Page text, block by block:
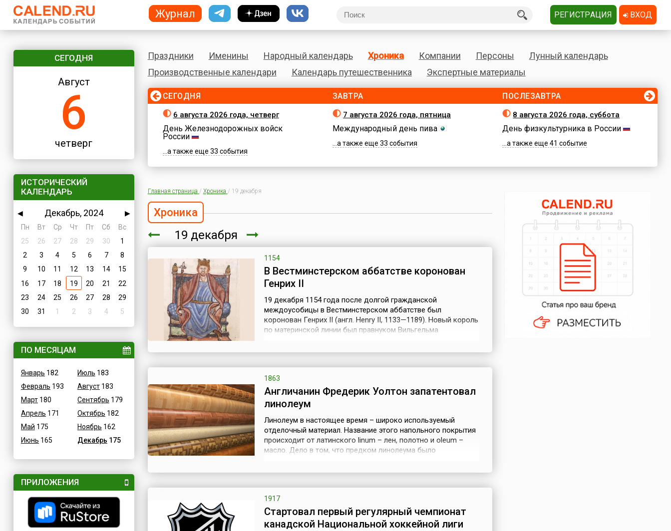
СЕГОДНЯ
Август
6
четверг
ИСТОРИЧЕСКИЙ
КАЛЕНДАРЬ
◀ Декабрь, 2024
▶
Пн
Вт Ср Чт Пт Сб
Вс
25
26 27 28 29 30
1
2
3 4 5 6 7
8
9
10 11 12 13 14
15
16
17 18 19 20 21
22
23
24 25 26 27 28
29
30
31 1 2 3 4 5
ПО МЕСЯЦАМ
Январь 182
Февраль 193
Март180
Апрель 171
Май 175
Июнь 165
Июль 183
Август183
Сентябрь 179
Октябрь 182
Ноябрь 162
Декабрь 175
ПРИЛОЖЕНИЯ
Праздники Именины Народный календарь Хроника Компании Персоны
Лунный календарь
Производственные календари
Календарь путешественника Экспертные материалы
СЕГОДНЯ
6 августа 2026 года, четверг
День Железнодорожных войск
России
...а также еще 33 события
ЗАВТРА
7 августа 2026 года, пятница
Международный день пива
...а также еще 33 события
ПОСЛЕЗАВТРА
8 августа 2026 года, суббота
День физкультурника в России
...а также еще 41 событие
Главная страница / Хроника / 19 декабря
Хроника
19 декабря
1154
В Вестминстерском аббатстве коронован
Генрих II
19 декабря 1154 года после долгой гражданской
междоусобицы в Вестминстерском аббатстве был
коронован Генрих II (англ. Henry II, 1133—1189). Новый король
по материнской линии был правнуком Вильгельма
королевы Матильды. А его отец — Готфри...
1863
Англичанин Фредерик Уолтон запатентовал
линолеум
Линолеум в настоящее время – широко используемый
отделочный материал. Название этого напольного покрытия
происходит от латинского linum – лен, полотно и oleum –
масло. Дело в том, что предком линолеума было
подробно были описаны компон...
1917
Стартовал первый регулярный чемпионат
канадской Национальной хоккейной лиги
Журнал РЕГИСТРАЦИЯ ВХОД